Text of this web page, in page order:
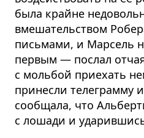
была крайне
вмешательством
письмами, и Марсель
первым — послал
с мольбой приехать
принесли телеграмму
сообщала, что
с лошади и